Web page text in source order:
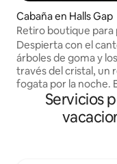
Cabaña en Halls Gap
Retiro boutique para
spa y fogata
Despierta con el
árboles de goma y
través del cristal, un
fogata por la noche.
refugio boutique
manzana boscosa
suficientemente
Servicios